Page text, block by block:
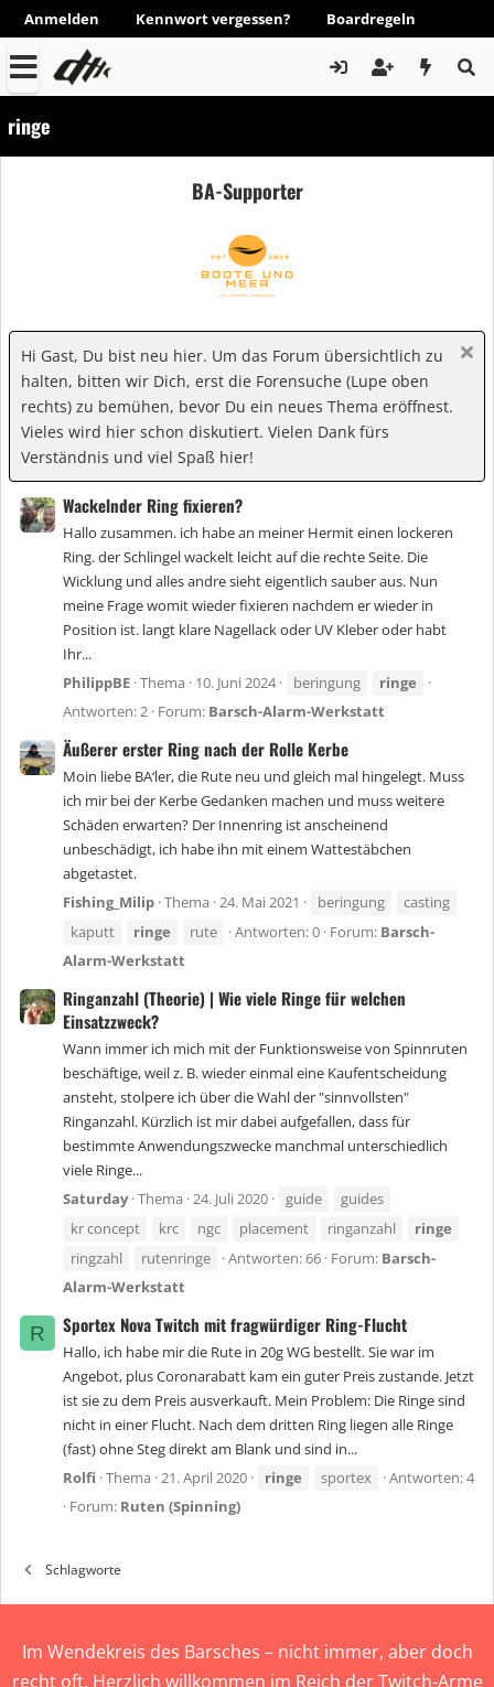
Anmelden Kennwort vergessen? Boardregeln
ringe
BA-Supporter
Hi Gast, Du bist neu hier. Um das Forum übersichtlich zu
halten, bitten wir Dich, erst die Forensuche (Lupe oben
rechts) zu bemühen, bevor Du ein neues Thema eröffnest.
Vieles wird hier schon diskutiert. Vielen Dank fürs
Verständnis und viel Spaß hier!
Wackelnder Ring fixieren?
Hallo zusammen. ich habe an meiner Hermit einen lockeren
Ring. der Schlingel wackelt leicht auf die rechte Seite. Die
Wicklung und alles andre sieht eigentlich sauber aus. Nun
meine Frage womit wieder fixieren nachdem er wieder in
Position ist. langt klare Nagellack oder UV Kleber oder habt
Ihr...
PhilippBE Thema 10. Juni 2024 beringung
ringe
Antworten: 2 Forum: Barsch-Alarm-Werkstatt
Äußerer erster Ring nach der Rolle Kerbe
Moin liebe BA‘ler, die Rute neu und gleich mal hingelegt. Muss
ich mir bei der Kerbe Gedanken machen und muss weitere
Schäden erwarten? Der Innenring ist anscheinend
unbeschädigt, ich habe ihn mit einem Wattestäbchen
abgetastet.
Fishing_Milip Thema 24. Mai 2021 beringung
casting
kaputt
ringe rute Antworten: 0 Forum: Barsch-
Alarm-Werkstatt
Ringanzahl (Theorie) | Wie viele Ringe für welchen
Einsatzzweck?
Wann immer ich mich mit der Funktionsweise von Spinnruten
beschäftige, weil z. B. wieder einmal eine Kaufentscheidung
ansteht, stolpere ich über die Wahl der "sinnvollsten"
Ringanzahl. Kürzlich ist mir dabei aufgefallen, dass für
bestimmte Anwendungszwecke manchmal unterschiedlich
viele Ringe...
Saturday Thema 24. Juli 2020 guide
guides
kr concept
krc ngc placement ringanzahl
ringe
ringzahl
rutenringe Antworten: 66 Forum: Barsch-
Alarm-Werkstatt
R Sportex Nova Twitch mit fragwürdiger Ring-Flucht
Hallo, ich habe mir die Rute in 20g WG bestellt. Sie war im
Angebot, plus Coronarabatt kam ein guter Preis zustande. Jetzt
ist sie zu dem Preis ausverkauft. Mein Problem: Die Ringe sind
nicht in einer Flucht. Nach dem dritten Ring liegen alle Ringe
(fast) ohne Steg direkt am Blank und sind in...
Rolfi Thema 21. April 2020 ringe sportex
Antworten: 4
Forum: Ruten (Spinning)
Schlagworte
Im Wendekreis des Barsches – nicht immer, aber doch
recht oft. Herzlich willkommen im Reich der Twitch-Arme